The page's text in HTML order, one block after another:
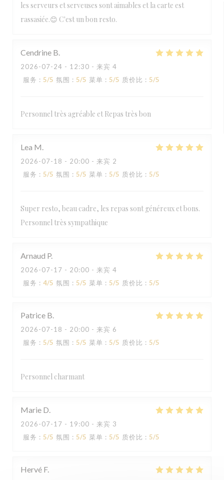
les serveurs et serveuses sont aimables et la carte est
rassasiée.😊 C'est un bon resto.
Cendrine B
2026-07-24 - 12:30 - 来宾 4
服务 : 5/5 氛围 : 5/5 菜单 : 5/5 质价比 : 5/5
Personnel très agréable et Repas très bon
Lea M
2026-07-18 - 20:00 - 来宾 2
服务 : 5/5 氛围 : 5/5 菜单 : 5/5 质价比 : 5/5
Super resto, beau cadre, les repas sont généreux et bons.
Personnel très sympathique
Arnaud P
2026-07-17 - 20:00 - 来宾 4
服务 : 4/5 氛围 : 5/5 菜单 : 5/5 质价比 : 5/5
Patrice B
2026-07-18 - 20:00 - 来宾 6
服务 : 5/5 氛围 : 5/5 菜单 : 5/5 质价比 : 5/5
Personnel charmant
Marie D
2026-07-17 - 19:00 - 来宾 3
服务 : 5/5 氛围 : 5/5 菜单 : 5/5 质价比 : 5/5
Hervé F